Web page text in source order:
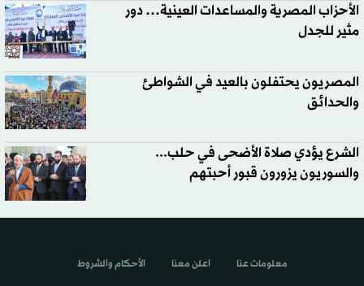
الأحزاب المصرية والمساعدات العينية… دور
مثير للجدل
المصريون يحتفلون بالعيد في الشواطئ
والحدائق
​الشرع يؤدي صلاة الأضحى في حلب...
والسوريون يزورون قبور أحبتهم
معلومات عنا اعلن معنا الأحكام والشروط